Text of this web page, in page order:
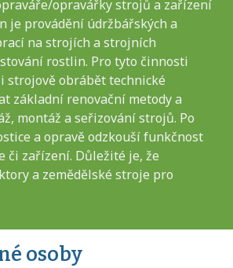
opravářky strojů a zařízení
je provádění údržbářských a
na strojích a strojních
rostlin. Pro tyto činnosti
strojově obrábět technické
základní renovační metody a
montáž a seřizování strojů. Po
a opravě odzkouší funkčnost
či zařízení. Důležité je, že
a zemědělské stroje pro
osoby